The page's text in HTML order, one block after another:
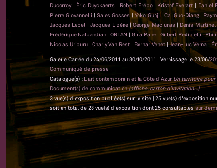
Ducorroy | Éric Duyckaerts | Robert Erébo | Kristof Everart | Daniel
Pierre Giovannelli |Sales Gosses |Yoko Gunji |Cai Guo-Qiang |
Jacques Lebel |Jacques Lizène |George Maciunas | Denis Martinel
Frédérique Nalbandian | ORLAN | Gina Pane | Gilbert Pedinielli|
Nicolas Uriburu | Charly Van Rest | Bernar Venet|Jean-Luc Verna |
Galerie Carrée du 24/06/2011 au 30/10/2011 | Vernissage le 23/06/
Communiqué de presse
Catalogue(s) : L'art contemporain et la Côte d'AzurUn territoire pour
Document(s) de communication(affiche, carton d'invitation...)
3 vue(s) d'exposition publiée(s) sur le site | 25 vue(s) d'exposition
soit un total de 28 vue(s) d'exposition dont 25 consultablessur